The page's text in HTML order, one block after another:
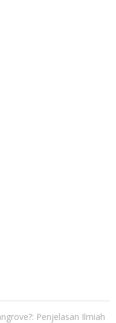
Penjelasan Ilmiah